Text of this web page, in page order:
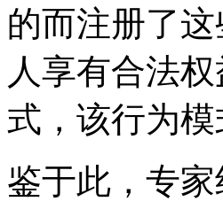
的而注册了
人享有合法
式，该行为
鉴于此，专